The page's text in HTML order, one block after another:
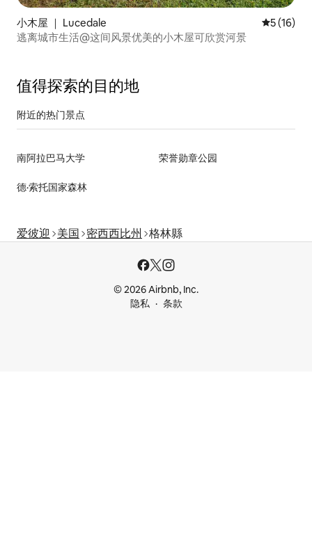
小木屋 ｜ Lucedale 平均评分
5 (16)
逃离城市生活@这间风景优美的小木屋可欣赏河景
值得探索的目的地
附近的热门景点
南阿拉巴马大学 荣誉勋章公园
德·索托国家森林
爱彼迎 美国 密西西比州 格林縣
© 2026 Airbnb, Inc.
隐私
条款